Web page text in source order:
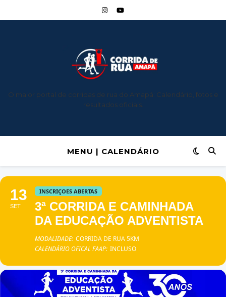
O maior portal de corridas de rua do Amapá: Calendário, fotos e
resultados oficiais.
MENU | CALENDÁRIO
13
SET
INSCRIÇOES ABERTAS
3ª CORRIDA E CAMINHADA
DA EDUCAÇÃO ADVENTISTA
MODALIDADE: CORRIDA DE RUA 5KM
CALENDÁRIO OFICAL FAAP: INCLUSO